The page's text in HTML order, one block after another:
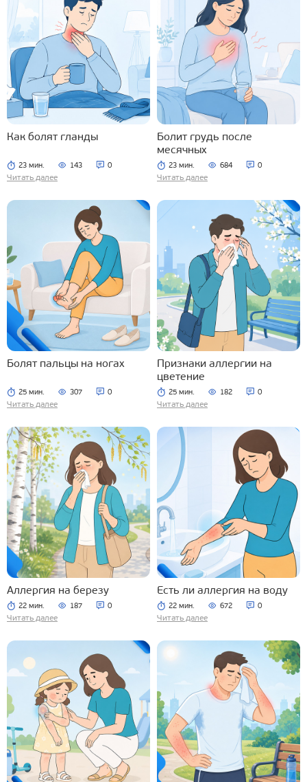
Как болят гланды
23 мин. 143 0
Читать далее
Болит грудь после
месячных
23 мин. 684 0
Читать далее
Болят пальцы на ногах
25 мин. 307 0
Читать далее
Признаки аллергии на
цветение
25 мин. 182 0
Читать далее
Аллергия на березу
22 мин. 187 0
Читать далее
Есть ли аллергия на воду
22 мин. 672 0
Читать далее